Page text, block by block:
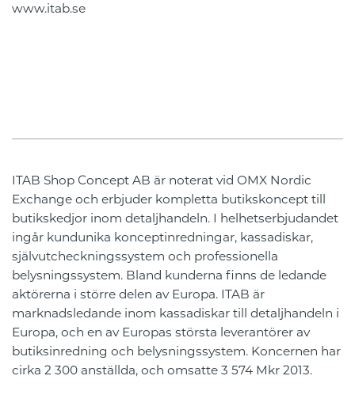
www.itab.se
ITAB Shop Concept AB är noterat vid OMX Nordic
Exchange och erbjuder kompletta butikskoncept till
butikskedjor inom detaljhandeln. I helhetserbjudandet
ingår kundunika konceptinredningar, kassadiskar,
självutcheckningssystem och professionella
belysningssystem. Bland kunderna finns de ledande
aktörerna i större delen av Europa. ITAB är
marknadsledande inom kassadiskar till detaljhandeln i
Europa, och en av Europas största leverantörer av
butiksinredning och belysningssystem. Koncernen har
cirka 2 300 anställda, och omsatte 3 574 Mkr 2013.